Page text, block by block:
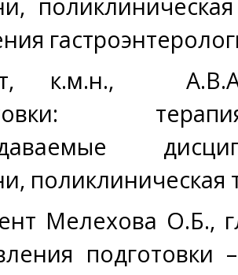
к.м.н.,
поликлиническая
Мелехова
подготовки